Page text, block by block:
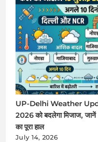
UP-Delhi Weather
2026 को बदलेगा मिजाज, जानें
का पूरा हाल
July 14, 2026